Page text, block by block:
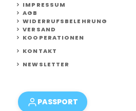
IMPRESSUM
AGB
WIDERRUFSBELEHRUNG
VERSAND
KOOPERATIONEN
KONTAKT
NEWSLETTER
PASSPORT